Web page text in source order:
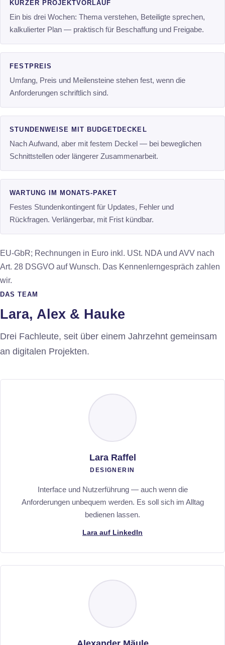
KURZER PROJEKTVORLAUF
Ein bis drei Wochen: Thema verstehen, Beteiligte sprechen,
kalkulierter Plan — praktisch für Beschaffung und Freigabe.
FESTPREIS
Umfang, Preis und Meilensteine stehen fest, wenn die
Anforderungen schriftlich sind.
STUNDENWEISE MIT BUDGETDECKEL
Nach Aufwand, aber mit festem Deckel — bei beweglichen
Schnittstellen oder längerer Zusammenarbeit.
WARTUNG IM MONATS-PAKET
Festes Stundenkontingent für Updates, Fehler und
Rückfragen. Verlängerbar, mit Frist kündbar.
EU-GbR; Rechnungen in Euro inkl. USt. NDA und AVV nach
Art. 28 DSGVO auf Wunsch. Das Kennenlerngespräch zahlen
wir.
DAS TEAM
Lara, Alex & Hauke
Drei Fachleute, seit über einem Jahrzehnt gemeinsam
an digitalen Projekten.
Lara Raffel
DESIGNERIN
Interface und Nutzerführung — auch wenn die
Anforderungen unbequem werden. Es soll sich im Alltag
bedienen lassen.
Lara auf LinkedIn